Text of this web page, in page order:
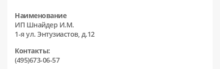
Наименование
ИП Шнайдер И.М.
1-я ул. Энтузиастов, д.12
Контакты:
(495)673-06-57